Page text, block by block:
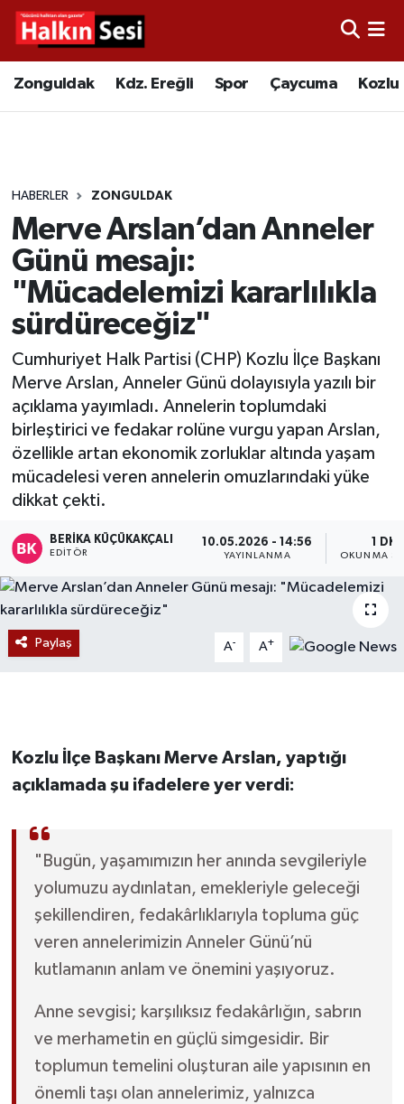
Zonguldak Kdz. Ereğli Spor Çaycuma Kozlu
HABERLER ZONGULDAK
Merve Arslan’dan Anneler
Günü mesajı:
"Mücadelemizi kararlılıkla
sürdüreceğiz"
Cumhuriyet Halk Partisi (CHP) Kozlu İlçe Başkanı
Merve Arslan, Anneler Günü dolayısıyla yazılı bir
açıklama yayımladı. Annelerin toplumdaki
birleştirici ve fedakar rolüne vurgu yapan Arslan,
özellikle artan ekonomik zorluklar altında yaşam
mücadelesi veren annelerin omuzlarındaki yüke
dikkat çekti.
BERIKA KÜÇÜKAKÇALI
EDITÖR
10.05.2026 - 14:56
YAYINLANMA
1 DK
OKUNMA
Paylaş A- A+
Kozlu İlçe Başkanı Merve Arslan, yaptığı
açıklamada şu ifadelere yer verdi:
"Bugün, yaşamımızın her anında sevgileriyle
yolumuzu aydınlatan, emekleriyle geleceği
şekillendiren, fedakârlıklarıyla topluma güç
veren annelerimizin Anneler Günü’nü
kutlamanın anlam ve önemini yaşıyoruz.
Anne sevgisi; karşılıksız fedakârlığın, sabrın
ve merhametin en güçlü simgesidir. Bir
toplumun temelini oluşturan aile yapısının en
önemli taşı olan annelerimiz, yalnızca
Video
Çaycuma
Alaplı
Asayiş
Karabük
Devrek
Bolu
ÇEVRE
Ekonomi
Gökçebey
GÜNDEM
İş ilanı
Kültür - Sanat
Merkez Hava Durumu
Tüm Manşetler
Son Dakika Haberleri